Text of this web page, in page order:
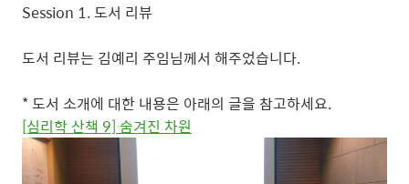
Session 1. 도서 리뷰
도서 리뷰는 김예리 주임님께서 해주었습니다.
* 도서 소개에 대한 내용은 아래의 글을 참고하세요.
[심리학 산책 9] 숨겨진 차원